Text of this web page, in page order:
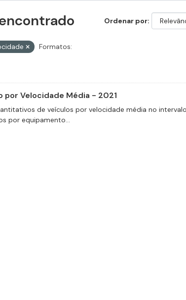
Ordenar por
Formatos:
Velocidade Média - 2021
de veículos por velocidade média no
por equipamento...